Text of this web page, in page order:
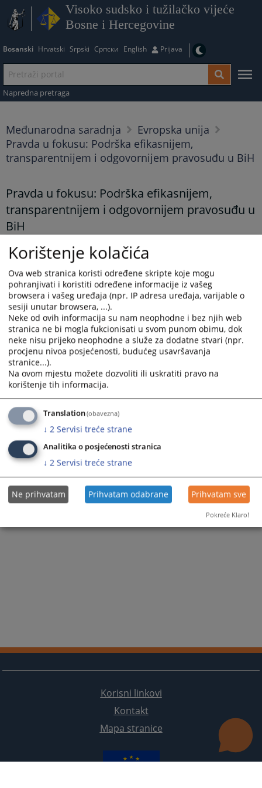
Visoko sudsko i tužilačko vijeće
Bosne i Hercegovine
Bosanski Hrvatski Srpski Српски English Prijava
Napredna pretraga
Međunarodna saradnja
Evropska unija
Pravda u fokusu: Podrška efikasnijem,
transparentnijem i odgovornijem pravosuđu u BiH
Pravda u fokusu: Podrška efikasnijem,
transparentnijem i odgovornijem pravosuđu u
BiH
20.04.2026.
Pravda u fokusu: Podrška efikasnijem, transparentnijem i
odgovornijem pravosuđu u BiH
Prikazana vijest je na: Bosanski jezik
Vijest dostupna još na: English language
Prateći dokumenti
IPA 2022 Bridge, Factsheet, BOS
362
Korisni linkovi
Kontakt
Mapa stranice
Korištenje kolačića
Ova web stranica koristi određene skripte koje mogu
pohranjivati i koristiti određene informacije iz vašeg
browsera i vašeg uređaja (npr. IP adresa uređaja, varijable o
sesiji unutar browsera, ...).
Neke od ovih informacija su nam neophodne i bez njih web
stranica ne bi mogla fukcionisati u svom punom obimu, dok
neke nisu prijeko neophodne a služe za dodatne stvari (npr.
procjenu nivoa posjećenosti, budućeg usavršavanja
stranice...).
Na ovom mjestu možete dozvoliti ili uskratiti pravo na
korištenje tih informacija.
Translation(obavezna)
↓ 2 Servisi treće strane
Analitika o posjećenosti stranica
↓ 2 Servisi treće strane
Ne prihvatam Prihvatam odabrane Prihvatam sve
Pokreće Klaro!